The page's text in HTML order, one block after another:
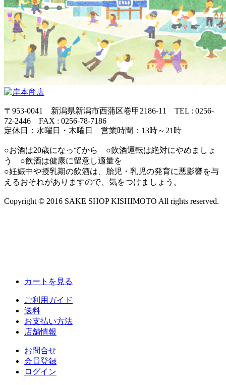
〒953-0041 新潟県新潟市西蒲区巻甲2186-11 TEL : 0256-
72-2446 FAX : 0256-78-7186
定休日：水曜日・木曜日 営業時間：13時～21時
○お酒は20歳になってから ○飲酒運転は絶対にやめましょ
う ○飲酒は健康に留意し適量を
○妊娠中や授乳期の飲酒は、胎児・乳児の発育に悪影響を与
えるおそれがありますので、気をつけましょう。
Copyright © 2016 SAKE SHOP KISHIMOTO All rights reserved.
カートを見る
ご利用ガイド
送料
お支払い方法
店舗情報
お問合せ
会員登録
ログイン